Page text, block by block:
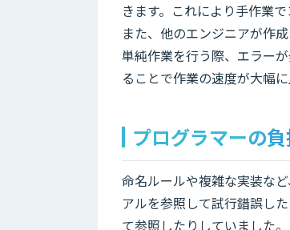
きます。これにより手作業
また、他のエンジニアが作
単純作業を行う際、エラー
ることで作業の速度が大幅
プログラマーの
命名ルールや複雑な実装な
アルを参照して試行錯誤し
て参照したりしていました